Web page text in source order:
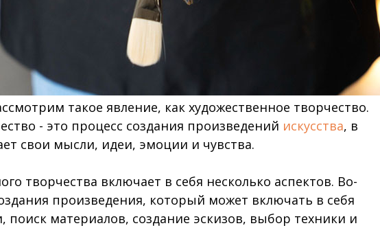
такое явление, как художественное творчество.
- это процесс создания произведений искусства, в
свои мысли, идеи, эмоции и чувства.
творчества включает в себя несколько аспектов. Во-
произведения, который может включать в себя
поиск материалов, создание эскизов, выбор техники и